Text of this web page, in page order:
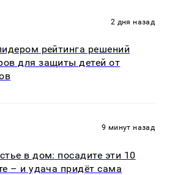
2 дня назад
рейтинга решений
для защиты детей от
9 минут назад
в дом: посадите эти 10
– и удача придёт сама